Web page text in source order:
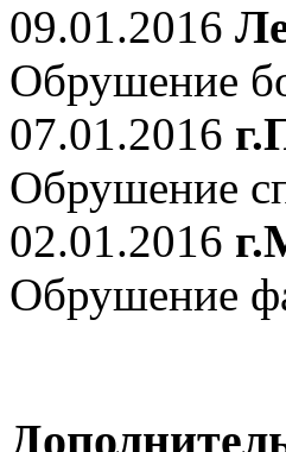
09.01.2016
Обрушение
07.01.2016
Обрушение
02.01.2016
Обрушение